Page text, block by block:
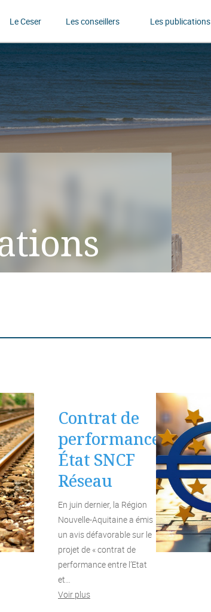
Le Ceser Les conseillers Les publications
Contrat de
performance
État SNCF
Réseau
En juin dernier, la Région
Nouvelle-Aquitaine a émis
un avis défavorable sur le
projet de « contrat de
performance entre l’Etat
et…
Voir plus